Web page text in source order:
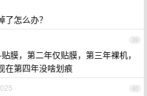
怎么办？
39
膜，第二年仅贴膜，第三年裸机，
在第四年没啥划痕
40